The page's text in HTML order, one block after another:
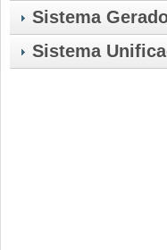
Sistema
Sistema